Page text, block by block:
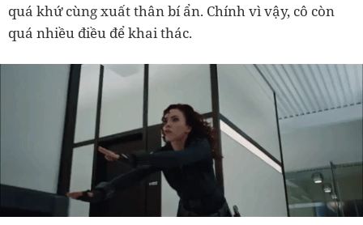
quá khứ cùng xuất thân bí ẩn. Chính vì vậy, cô còn
quá nhiều điều để khai thác.